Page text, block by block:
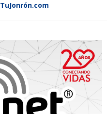
TuJonrón.com